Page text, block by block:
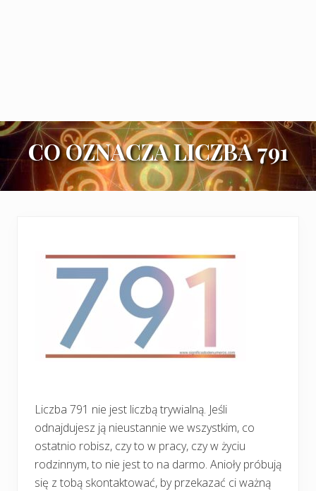
CO OZNACZA LICZBA 791
Liczba 791 nie jest liczbą trywialną. Jeśli
odnajdujesz ją nieustannie we wszystkim, co
ostatnio robisz, czy to w pracy, czy w życiu
rodzinnym, to nie jest to na darmo. Anioły próbują
się z tobą skontaktować, by przekazać ci ważną